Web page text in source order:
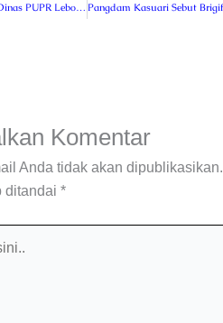
Rawan Kecelakaan, Dinas PUPR Lebong Bakal Bangun Pembatas Jalan
Komentar
Anda tidak akan dipublikasikan.
ditandai *